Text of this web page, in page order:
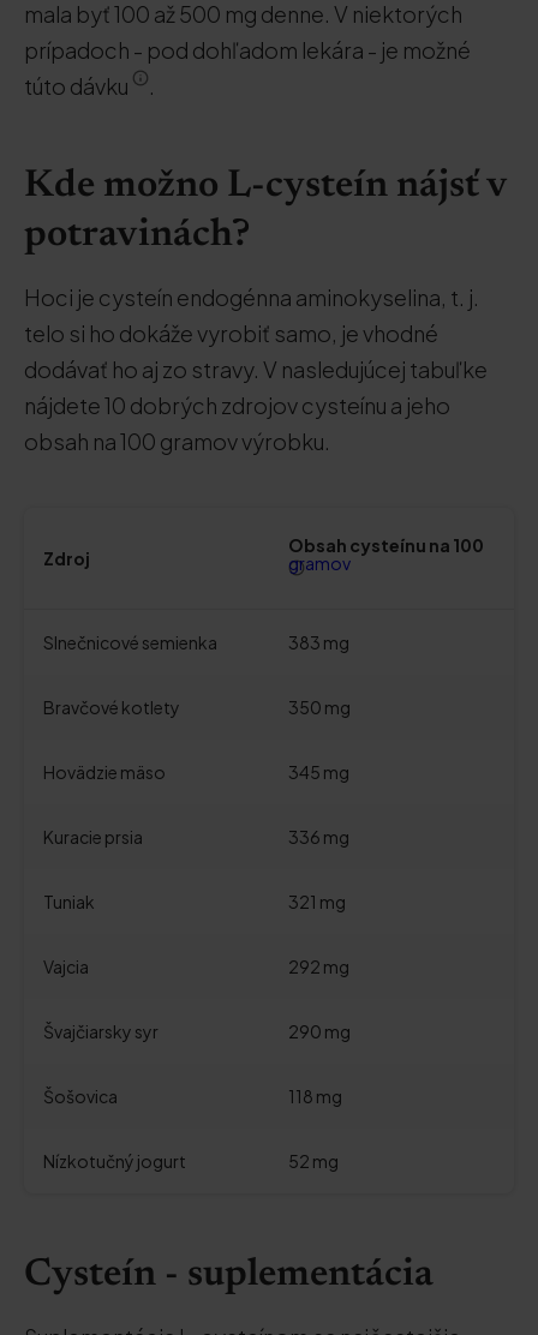
mala byť 100 až 500 mg denne. V niektorých
prípadoch - pod dohľadom lekára - je možné
túto dávku
.
Kde možno L-cysteín nájsť v
potravinách?
Hoci je cysteín endogénna aminokyselina, t. j.
telo si ho dokáže vyrobiť samo, je vhodné
dodávať ho aj zo stravy. V nasledujúcej tabuľke
nájdete 10 dobrých zdrojov cysteínu a jeho
obsah na 100 gramov výrobku.
Zdroj
Obsah cysteínu na 100
gramov
Slnečnicové semienka 383 mg
Bravčové kotlety 350 mg
Hovädzie mäso 345 mg
Kuracie prsia 336 mg
Tuniak 321 mg
Vajcia 292 mg
Švajčiarsky syr 290 mg
Šošovica 118 mg
Nízkotučný jogurt 52 mg
Cysteín - suplementácia